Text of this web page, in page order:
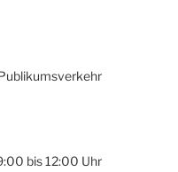
bis 12:00 Uhr